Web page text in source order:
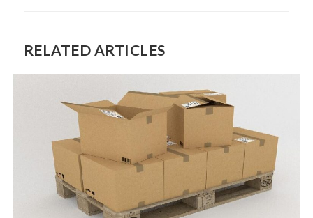
RELATED ARTICLES